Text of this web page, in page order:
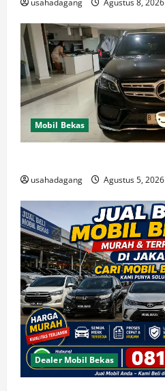
usahadagang Agustus 8, 2026
Mobil Bekas
usahadagang Agustus 5, 2026
Dealer Mobil Bekas